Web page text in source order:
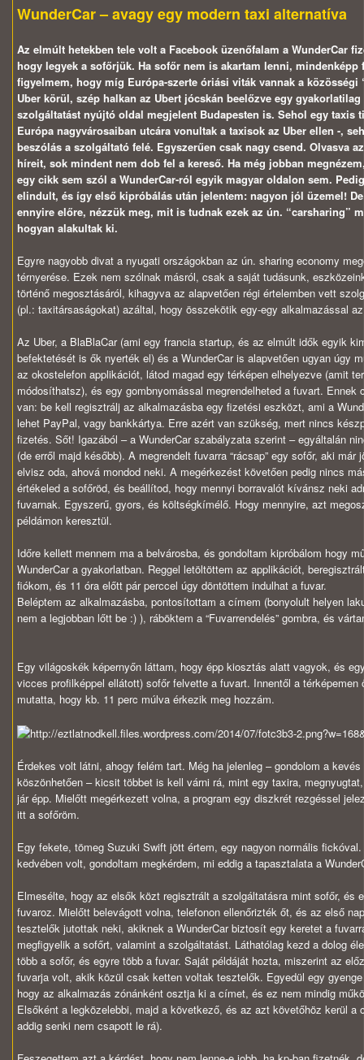
WunderCar – avagy egy modern taxi alternatíva
Az elmúlt hetekben tele volt a Facebook üzenőfalam a WunderCar
hogy legyek a sofőrjük. Ha sofőr nem is akartam lenni, mindenképp
figyelmem, hogy míg Európa-szerte óriási viták vannak a közösségi
Uber körül, szép halkan az Ubert jócskán beelőzve egy gyakorlatilag
szolgáltatást nyújtó oldal megjelent Budapesten is. Sehol egy taxis
Európa nagyvárosaiban utcára vonultak a taxisok az Uber ellen -,
beszólás a szolgáltató felé. Egyszerűen csak nagy csend. Olvasva
híreit, sok mindent nem dob fel a kereső. Ha még jobban
egy cikk sem szól a WunderCar-ról egyik magyar oldalon sem.
elindult, és így első kipróbálás után jelentem: nagyon jól üzemel!
ennyire előre, nézzük meg, mit is tudnak ezek az ún. “carsharing”
hogyan alakultak ki.
Egyre nagyobb divat a nyugati országokban az ún. sharing economy
térnyerése. Ezek nem szólnak másról, csak a saját tudásunk,
történő megosztásáról, kihagyva az alapvetően régi értelemben vett
(pl.: taxitársaságokat) azáltal, hogy összekötik egy-egy alkalmazással
Az Uber, a BlaBlaCar (ami egy francia startup, és az elmúlt idők egyik
befektetését is ők nyerték el) és a WunderCar is alapvetően ugyan úgy
az okostelefon applikációt, látod magad egy térképen elhelyezve (amit
módosíthatsz), és egy gombnyomással megrendelheted a fuvart. Ennek
van: be kell regisztrálj az alkalmazásba egy fizetési eszközt, ami a
lehet PayPal, vagy bankkártya. Erre azért van szükség, mert nincs
fizetés. Sőt! Igazából – a WunderCar szabályzata szerint – egyáltalán
(de erről majd később). A megrendelt fuvarra “rácsap” egy sofőr, aki már
elvisz oda, ahová mondod neki. A megérkezést követően pedig nincs
értékeled a sofőröd, és beállítod, hogy mennyi borravalót kívánsz neki
fuvarnak. Egyszerű, gyors, és költségkímélő. Hogy mennyire, azt
példámon keresztül.
Időre kellett mennem ma a belvárosba, és gondoltam kipróbálom hogy
WunderCar a gyakorlatban. Reggel letöltöttem az applikációt,
fiókom, és 11 óra előtt pár perccel úgy döntöttem indulhat a fuvar.
Beléptem az alkalmazásba, pontosítottam a címem (bonyolult helyen
nem a legjobban lőtt be :) ), ráböktem a “Fuvarrendelés” gombra, és
Egy világoskék képernyőn láttam, hogy épp kiosztás alatt vagyok, és
vicces profilképpel ellátott) sofőr felvette a fuvart. Innentől a térképemen
mutatta, hogy kb. 11 perc múlva érkezik meg hozzám.
Érdekes volt látni, ahogy felém tart. Még ha jelenleg – gondolom a
köszönhetően – kicsit többet is kell várni rá, mint egy taxira,
jár épp. Mielőtt megérkezett volna, a program egy diszkrét rezgéssel
itt a sofőröm.
Egy fekete, tömeg Suzuki Swift jött értem, egy nagyon normális
kedvében volt, gondoltam megkérdem, mi eddig a tapasztalata a
Elmesélte, hogy az elsők közt regisztrált a szolgáltatásra mint sofőr, és
fuvaroz. Mielőtt belevágott volna, telefonon ellenőrizték őt, és az első
tesztelők jutottak neki, akiknek a WunderCar biztosít egy keretet a
megfigyelik a sofőrt, valamint a szolgáltatást. Láthatólag kezd a dolog
több a sofőr, és egyre több a fuvar. Saját példáját hozta, miszerint az
fuvarja volt, akik közül csak ketten voltak tesztelők. Egyedül egy
hogy az alkalmazás zónánként osztja ki a címet, és ez nem mindig
Elsőként a legközelebbi, majd a következő, és az azt követőhöz kerül a
addig senki nem csapott le rá).